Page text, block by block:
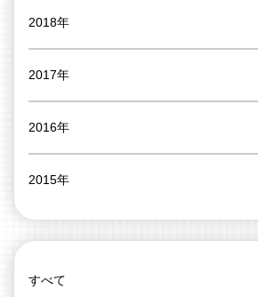
2018年
2017年
2016年
2015年
すべて